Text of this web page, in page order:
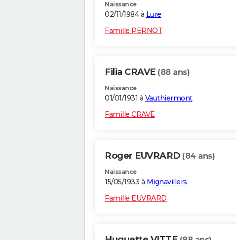
Naissance
02/11/1984 à Lure
Famille PERNOT
Filia CRAVE (88 ans)
Naissance
01/01/1931 à Vauthiermont
Famille CRAVE
Roger EUVRARD (84 ans)
Naissance
15/05/1933 à Mignavillers
Famille EUVRARD